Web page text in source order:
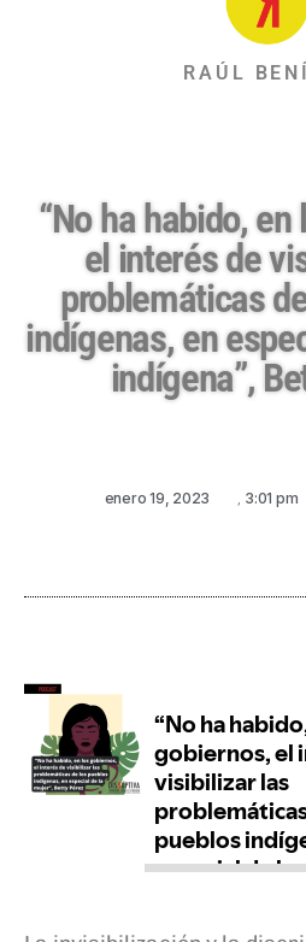
RAÚL
“No ha habido,
el interés de
problemáticas
indígenas, en
indígena”,
enero 19, 2023 3:01 pm